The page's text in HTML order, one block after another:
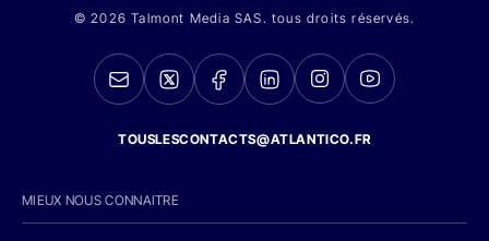
© 2026 Talmont Media SAS. tous droits réservés.
TOUSLESCONTACTS@ATLANTICO.FR
MIEUX NOUS CONNAITRE